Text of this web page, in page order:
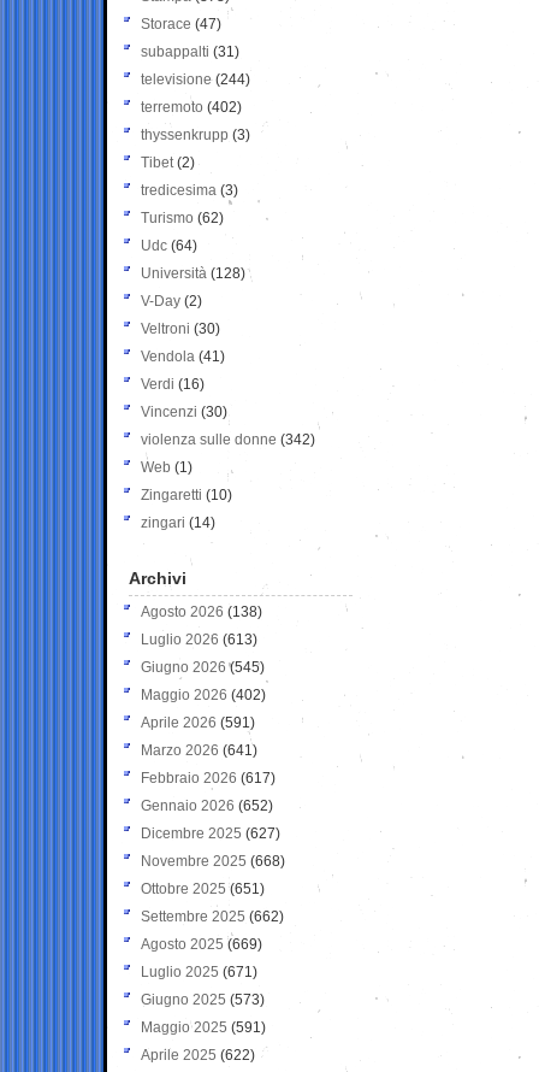
Storace (47)
subappalti (31)
televisione(244)
terremoto (402)
thyssenkrupp (3)
Tibet(2)
tredicesima (3)
Turismo (62)
Udc (64)
Università (128)
V-Day (2)
Veltroni (30)
Vendola (41)
Verdi (16)
Vincenzi (30)
violenza sulle donne (342)
Web (1)
Zingaretti (10)
zingari (14)
Archivi
Agosto 2026 (138)
Luglio 2026 (613)
Giugno 2026 (545)
Maggio 2026 (402)
Aprile 2026 (591)
Marzo 2026 (641)
Febbraio 2026 (617)
Gennaio 2026 (652)
Dicembre 2025 (627)
Novembre 2025 (668)
Ottobre 2025 (651)
Settembre 2025 (662)
Agosto 2025 (669)
Luglio 2025 (671)
Giugno 2025 (573)
Maggio 2025 (591)
Aprile 2025 (622)